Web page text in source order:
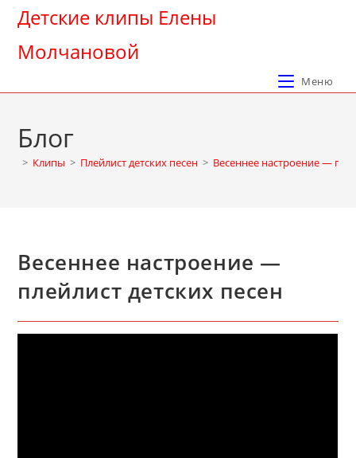
Перейти
содержимому
Детские клипы Елены
Молчановой
Меню
Блог
> Клипы > Плейлист детских песен > Весеннее настроение —
Весеннее настроение —
плейлист детских песен